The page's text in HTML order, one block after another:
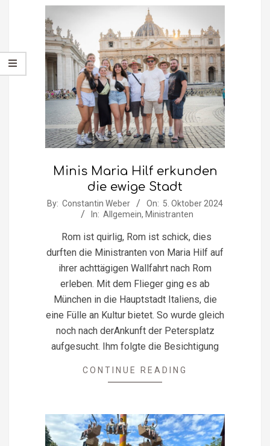
Minis Maria Hilf erkunden
die ewige Stadt
2024-
By: Constantin Weber On: 5. Oktober 2024
In: Allgemein, Ministranten
Rom ist quirlig, Rom ist schick, dies
durften die Ministranten von Maria Hilf auf
ihrer achttägigen Wallfahrt nach Rom
erleben. Mit dem Flieger ging es ab
München in die Hauptstadt Italiens, die
eine Fülle an Kultur bietet. So wurde gleich
noch nach derAnkunft der Petersplatz
aufgesucht. Ihm folgte die Besichtigung
CONTINUE READING